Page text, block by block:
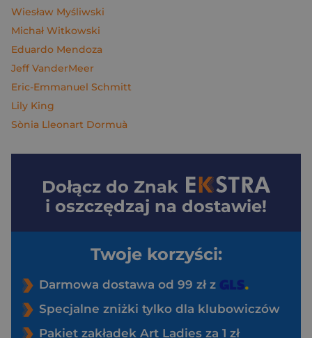
Wiesław Myśliwski
Michał Witkowski
Eduardo Mendoza
Jeff VanderMeer
Eric-Emmanuel Schmitt
Lily King
Sònia Lleonart Dormuà
Dołącz do Znak
i oszczędzaj na dostawie!
Twoje korzyści:
Darmowa dostawa od 99 zł z
Specjalne zniżki tylko dla klubowiczów
Pakiet zakładek Art Ladies za 1 zł